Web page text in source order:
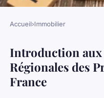
Variations
Immobiliers
Analyse
Accueil›Immobilier
Introduction
Régionales des
France